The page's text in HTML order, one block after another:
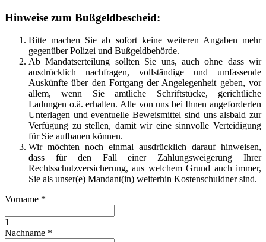
Hinweise zum Bußgeldbescheid:
Bitte machen Sie ab sofort keine weiteren Angaben mehr
gegenüber Polizei und Bußgeldbehörde.
Ab Mandatserteilung sollten Sie uns, auch ohne dass wir
ausdrücklich nachfragen, vollständige und umfassende
Auskünfte über den Fortgang der Angelegenheit geben, vor
allem, wenn Sie amtliche Schriftstücke, gerichtliche
Ladungen o.ä. erhalten. Alle von uns bei Ihnen angeforderten
Unterlagen und eventuelle Beweismittel sind uns alsbald zur
Verfügung zu stellen, damit wir eine sinnvolle Verteidigung
für Sie aufbauen können.
Wir möchten noch einmal ausdrücklich darauf hinweisen,
dass für den Fall einer Zahlungsweigerung Ihrer
Rechtsschutzversicherung, aus welchem Grund auch immer,
Sie als unser(e) Mandant(in) weiterhin Kostenschuldner sind.
Vorname *
1
Nachname *